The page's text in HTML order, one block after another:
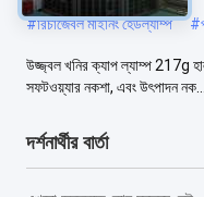
#রিচার্জেবল মাইনিং হেডল্যাম্প #
উজ্জ্বল খনির ক্যাপ ল্যাম্প 217g
সফটওয়্যার নকশা, এবং উৎপাদন নক...
দর্শনার্থীর বার্তা